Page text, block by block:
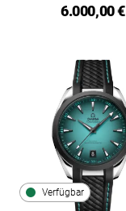
6.000,00 €
Verfügbar